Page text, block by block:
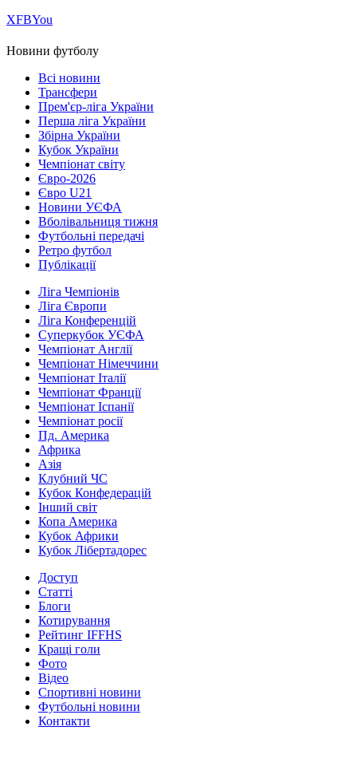
ХFBYou
Новини футболу
Всі новини
Трансфери
Прем'єр-ліга України
Перша ліга України
Збірна України
Кубок України
Чемпіонат світу
Євро-2026
Євро U21
Новини УЄФА
Вболівальниця тижня
Футбольні передачі
Ретро футбол
Публікації
Ліга Чемпіонів
Ліга Європи
Ліга Конференцій
Суперкубок УЄФА
Чемпіонат Англії
Чемпіонат Німеччини
Чемпіонат Італії
Чемпіонат Франції
Чемпіонат Іспанії
Чемпіонат росії
Пд. Америка
Африка
Азія
Клубний ЧС
Кубок Конфедерацій
Інший світ
Копа Америка
Кубок Африки
Кубок Лібертадорес
Доступ
Статті
Блоги
Котирування
Рейтинг IFFHS
Кращі голи
Фото
Відео
Спортивні новини
Футбольні новини
Контакти